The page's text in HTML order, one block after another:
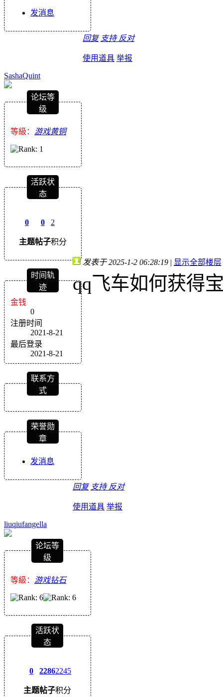
发消息
回复 支持 反对
使用道具 举报
SashaQuint
论坛等
级
等級： 游戏黄铜
活跃状
态
0
主题
0
帖子
2
积分
时间轨
迹
金钱
0
注册时间
2021-8-21
最后登录
2021-8-21
联系方
式
荣誉勋
章
发消息
发表于 2025-1-2 06:28:19 | 显示全部楼层
qq飞车如何获得
回复 支持 反对
使用道具 举报
liuqiufangella
论坛等
级
等級： 游戏钻石
活跃状
态
0
主题
2286
帖子
2245
积分